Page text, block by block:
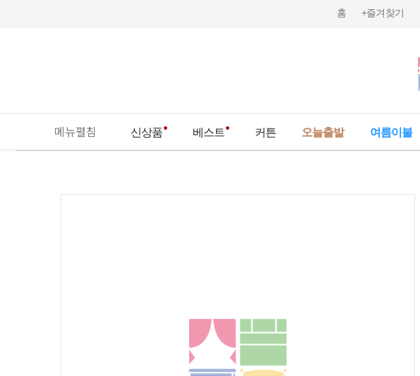
홈 +즐겨찾기
메뉴펼침 신상품 베스트 커튼 오늘출발 여름이불